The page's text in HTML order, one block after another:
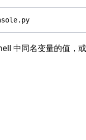
中同名变量的值，